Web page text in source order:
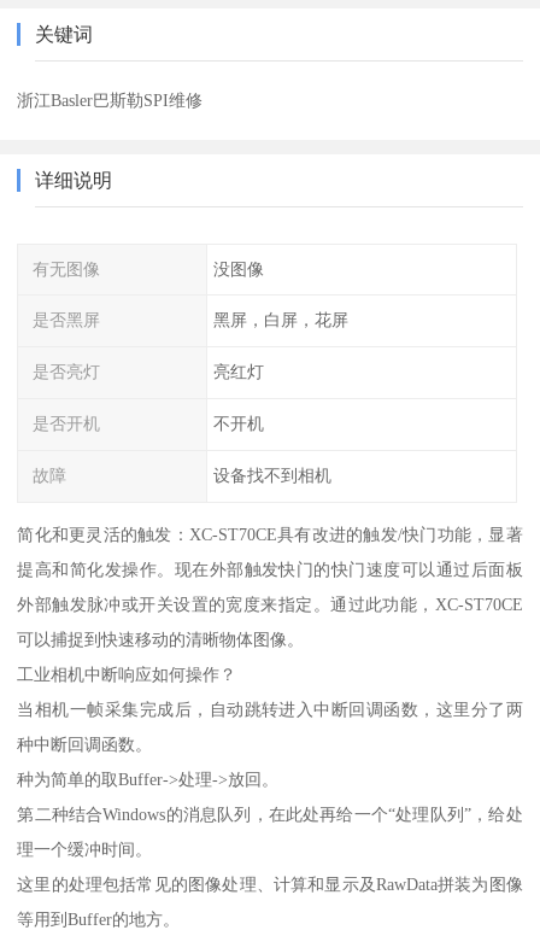
关键词
浙江Basler巴斯勒SPI维修
详细说明
有无图像 没图像
是否黑屏 黑屏，白屏，花屏
是否亮灯 亮红灯
是否开机 不开机
故障 设备找不到相机
简化和更灵活的触发：XC-ST70CE具有改进的触发/快门功能，显著
提高和简化发操作。现在外部触发快门的快门速度可以通过后面板
外部触发脉冲或开关设置的宽度来指定。通过此功能，XC-ST70CE
可以捕捉到快速移动的清晰物体图像。
工业相机中断响应如何操作？
当相机一帧采集完成后，自动跳转进入中断回调函数，这里分了两
种中断回调函数。
种为简单的取Buffer->处理->放回。
第二种结合Windows的消息队列，在此处再给一个“处理队列”，给处
理一个缓冲时间。
这里的处理包括常见的图像处理、计算和显示及RawData拼装为图像
等用到Buffer的地方。